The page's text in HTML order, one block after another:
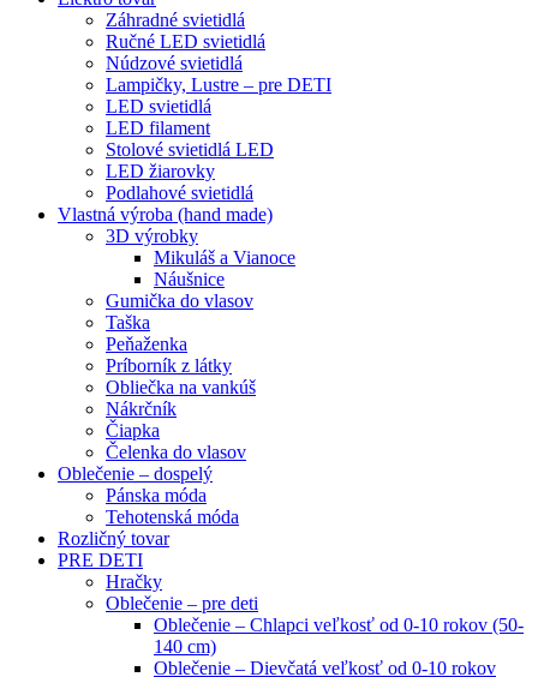
Záhradné svietidlá
Ručné LED svietidlá
Núdzové svietidlá
Lampičky, Lustre – pre DETI
LED svietidlá
LED filament
Stolové svietidlá LED
LED žiarovky
Podlahové svietidlá
Vlastná výroba (hand made)
3D výrobky
Mikuláš a Vianoce
Náušnice
Gumička do vlasov
Taška
Peňaženka
Príborník z látky
Obliečka na vankúš
Nákrčník
Čiapka
Čelenka do vlasov
Oblečenie – dospelý
Pánska móda
Tehotenská móda
Rozličný tovar
PRE DETI
Hračky
Oblečenie – pre deti
Oblečenie – Chlapci veľkosť od 0-10 rokov (50-
140 cm)
Oblečenie – Dievčatá veľkosť od 0-10 rokov